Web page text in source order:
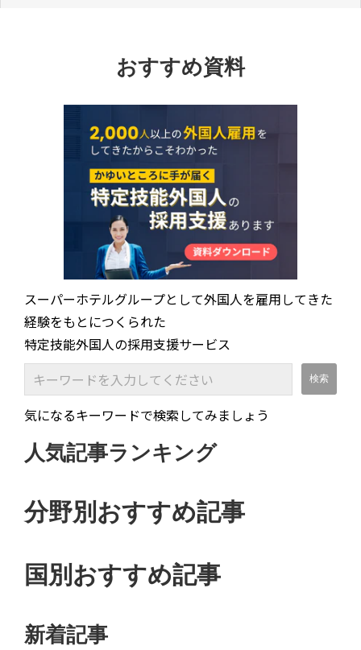
おすすめ資料
スーパーホテルグループとして外国人を雇用してきた
経験をもとにつくられた
特定技能外国人の採用支援サービス
気になるキーワードで検索してみましょう
人気記事ランキング
分野別おすすめ記事
国別おすすめ記事
新着記事